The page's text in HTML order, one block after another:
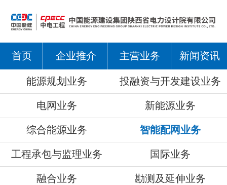
首页 企业推介 主营业务 新闻资讯
能源规划业务 投融资与开发建设业务
电网业务 新能源业务
综合能源业务 智能配网业务
工程承包与监理业务 国际业务
融合业务 勘测及延伸业务